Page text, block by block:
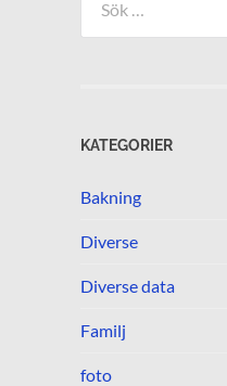
efter:
KATEGORIER
Bakning
Diverse
Diverse data
Familj
foto